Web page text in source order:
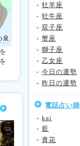
牡羊座
牡牛座
双子座
蟹座
獅子座
乙女座
今日の運勢
昨日の運勢
電話占い師
kai
藍
青花